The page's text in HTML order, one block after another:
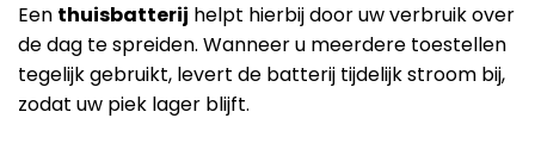
Een thuisbatterij helpt hierbij door uw verbruik over
de dag te spreiden. Wanneer u meerdere toestellen
tegelijk gebruikt, levert de batterij tijdelijk stroom bij,
zodat uw piek lager blijft.